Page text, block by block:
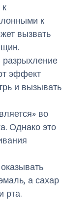
к
вызвать
эффект
и вызывать
во
Однако это
а сахар
рта.